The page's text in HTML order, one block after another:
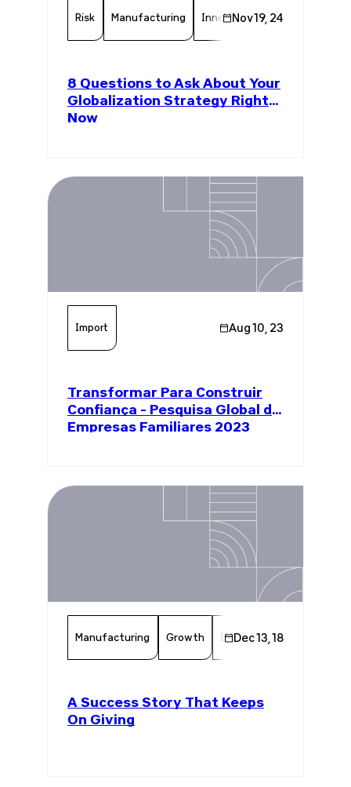
Risk Manufacturing Innovation Investment
Nov 19, 24
8 Questions to Ask About Your
Globalization Strategy Right
Now
Import Aug 10, 23
Transformar Para Construir
Confiança - Pesquisa Global de
Empresas Familiares 2023
Manufacturing Growth Investment
Dec 13, 18
A Success Story That Keeps
On Giving